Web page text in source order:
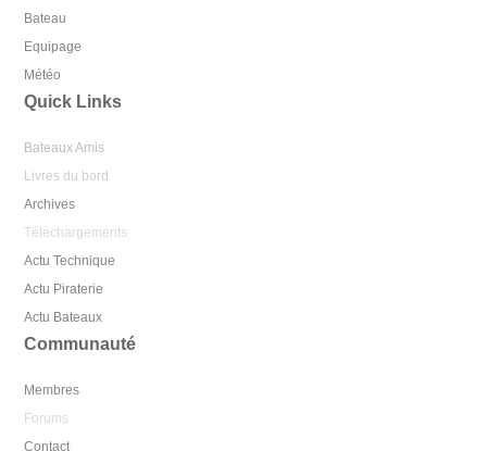
Bateau
Equipage
Météo
Quick Links
Bateaux Amis
Livres du bord
Archives
Téléchargements
Actu Technique
Actu Piraterie
Actu Bateaux
Communauté
Membres
Forums
Contact